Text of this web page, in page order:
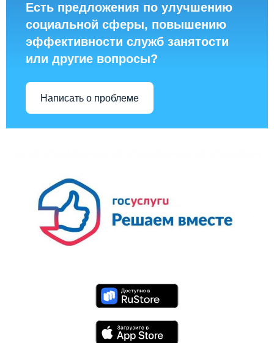
Есть предложения по улучшению
социальной сферы, повышению
эффективности служб занятости
или другие вопросы?
Написать о проблеме